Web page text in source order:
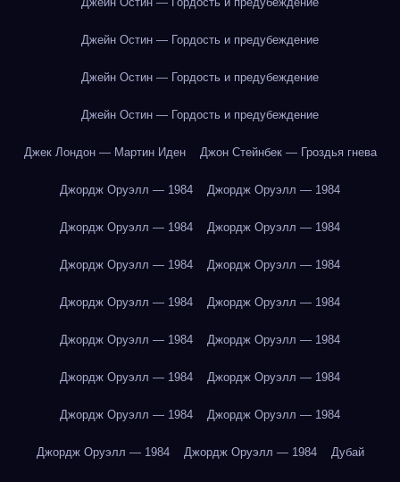
Джейн Остин — Гордость и предубеждение
Джейн Остин — Гордость и предубеждение
Джейн Остин — Гордость и предубеждение
Джек Лондон — Мартин Иден Джон Стейнбек — Гроздья гнева
Джордж Оруэлл — 1984 Джордж Оруэлл — 1984
Джордж Оруэлл — 1984 Джордж Оруэлл — 1984
Джордж Оруэлл — 1984 Джордж Оруэлл — 1984
Джордж Оруэлл — 1984 Джордж Оруэлл — 1984
Джордж Оруэлл — 1984 Джордж Оруэлл — 1984
Джордж Оруэлл — 1984 Джордж Оруэлл — 1984
Джордж Оруэлл — 1984 Джордж Оруэлл — 1984
Джордж Оруэлл — 1984 Джордж Оруэлл — 1984 Дубай